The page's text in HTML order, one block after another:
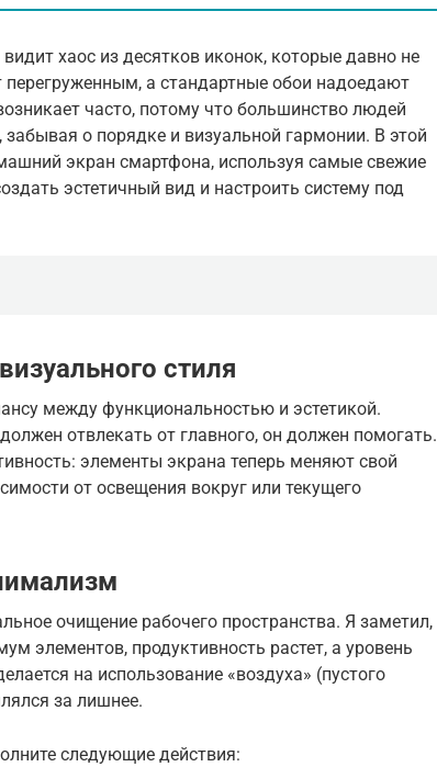
хаос из десятков иконок, которые давно не
а стандартные обои надоедают
часто, потому что большинство людей
о порядке и визуальной гармонии. В этой
экран смартфона, используя самые свежие
эстетичный вид и настроить систему под
стиля
между функциональностью и эстетикой.
отвлекать от главного, он должен помогать.
элементы экрана теперь меняют свой
от освещения вокруг или текущего
очищение рабочего пространства. Я заметил,
элементов, продуктивность растет, а уровень
на использование «воздуха» (пустого
за лишнее.
следующие действия: